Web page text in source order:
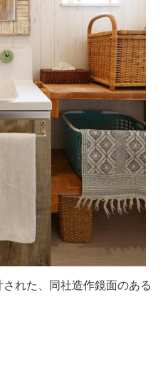
れた、同社造作鏡面のある